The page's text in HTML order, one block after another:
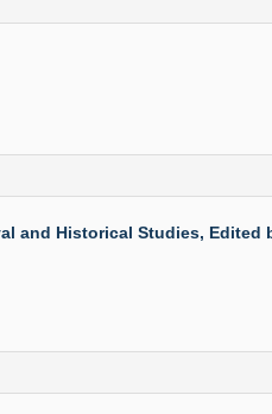
and Historical Studies, Edited